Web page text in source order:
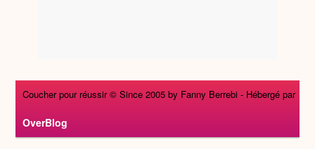
Coucher pour réussir © Since 2005 by Fanny Berrebi - Hébergé par
OverBlog